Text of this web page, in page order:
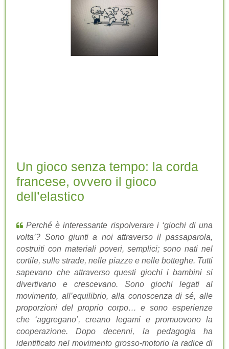
Un gioco senza tempo: la corda
francese, ovvero il gioco
dell’elastico
Perché è interessante rispolverare i ‘giochi di una
volta’? Sono giunti a noi attraverso il passaparola,
costruiti con materiali poveri, semplici; sono nati nel
cortile, sulle strade, nelle piazze e nelle botteghe. Tutti
sapevano che attraverso questi giochi i bambini si
divertivano e crescevano. Sono giochi legati al
movimento, all’equilibrio, alla conoscenza di sé, alle
proporzioni del proprio corpo… e sono esperienze
che ‘aggregano’, creano legami e promuovono la
cooperazione. Dopo decenni, la pedagogia ha
identificato nel movimento grosso-motorio la radice di